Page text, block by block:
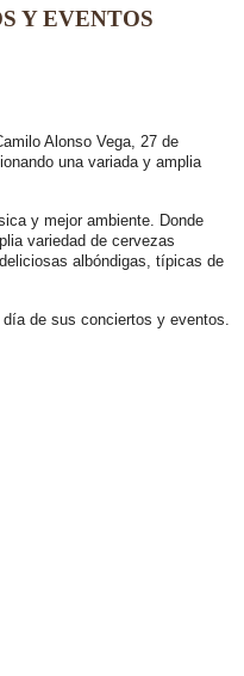
Y EVENTOS
Alonso Vega, 27 de
una variada y amplia
y mejor ambiente. Donde
variedad de cervezas
albóndigas, típicas de
de sus conciertos y eventos.